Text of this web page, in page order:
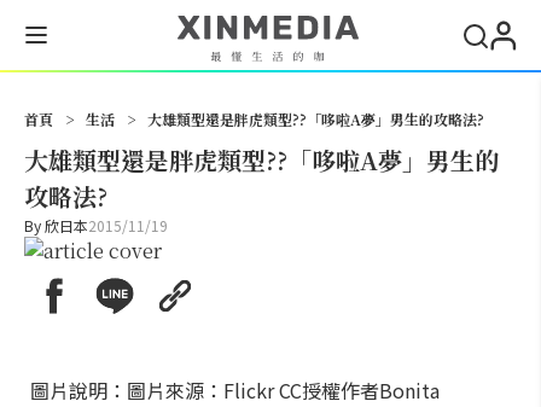
首頁 > 生活 > 大雄類型還是胖虎類型??「哆啦A夢」男生的攻略法?
大雄類型還是胖虎類型??「哆啦A夢」男生的
攻略法?
By欣日本2015/11/19
圖片說明：圖片來源：Flickr CC授權作者Bonita